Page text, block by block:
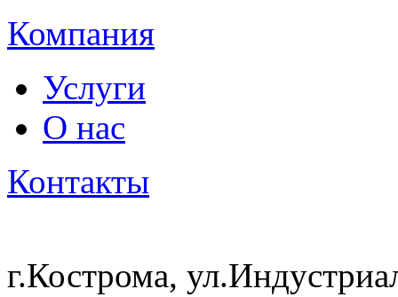
Компания
Услуги
О нас
Контакты
г.Кострома,